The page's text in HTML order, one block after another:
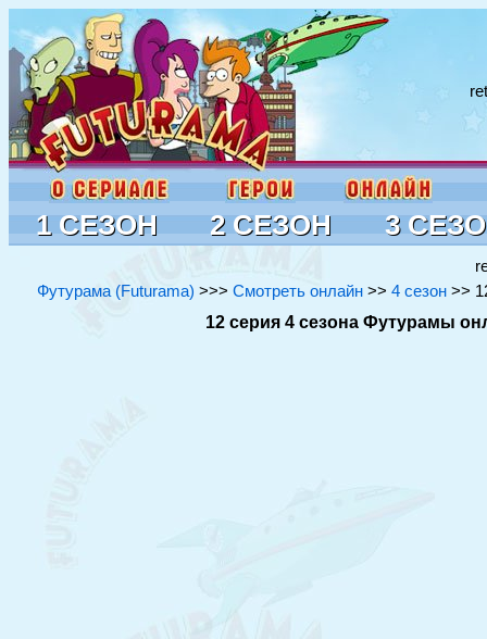
1 СЕЗОН 2 СЕЗОН 3
Футурама (Futurama) >>> Смотреть онлайн >> 4 сезон >>
12 серия 4 сезона Футурамы